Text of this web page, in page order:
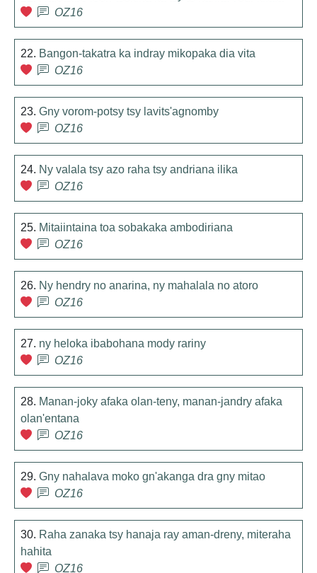
OZ16
22. Bangon-takatra ka indray mikopaka dia vita
OZ16
23. Gny vorom-potsy tsy lavits'agnomby
OZ16
24. Ny valala tsy azo raha tsy andriana ilika
OZ16
25. Mitaiintaina toa sobakaka ambodiriana
OZ16
26. Ny hendry no anarina, ny mahalala no atoro
OZ16
27. ny heloka ibabohana mody rariny
OZ16
28. Manan-joky afaka olan-teny, manan-jandry afaka
olan'entana
OZ16
29. Gny nahalava moko gn'akanga dra gny mitao
OZ16
30. Raha zanaka tsy hanaja ray aman-dreny, miteraha
hahita
OZ16